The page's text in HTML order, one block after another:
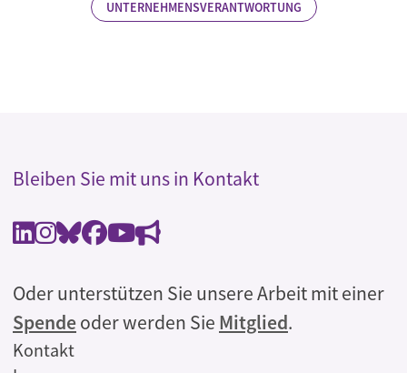
UNTERNEHMENSVERANTWORTUNG
Bleiben Sie mit uns in Kontakt
Oder unterstützen Sie unsere Arbeit mit einer
Spendeoder werden Sie Mitglied.
Rechtliches
Kontakt